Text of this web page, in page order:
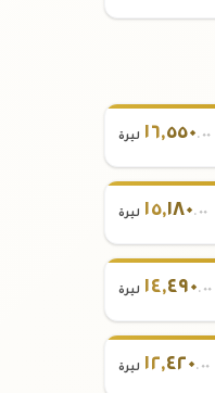
١٦,٥٥٠.٠٠ ليرة
١٥,١٨٠.٠٠ ليرة
١٤,٤٩٠.٠٠ ليرة
١٢,٤٢٠.٠٠ ليرة